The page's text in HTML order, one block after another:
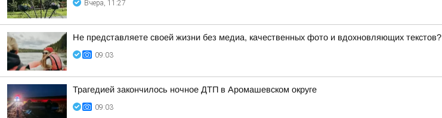
Вчера, 11:27
Не представляете своей жизни без медиа, качественных фото и вдохновляющих текстов?
09:03
Трагедией закончилось ночное ДТП в Аромашевском округе
09:03